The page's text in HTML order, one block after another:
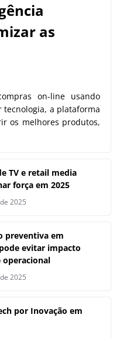
as
on-line usando
a plataforma
os melhores produtos,
TV e retail media
força em 2025
2025
preventiva em
evitar impacto
2025
por Inovação em